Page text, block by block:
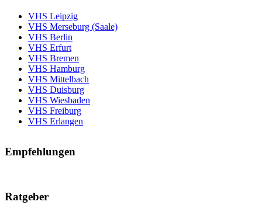
VHS Leipzig
VHS Merseburg (Saale)
VHS Berlin
VHS Erfurt
VHS Bremen
VHS Hamburg
VHS Mittelbach
VHS Duisburg
VHS Wiesbaden
VHS Freiburg
VHS Erlangen
Empfehlungen
Ratgeber